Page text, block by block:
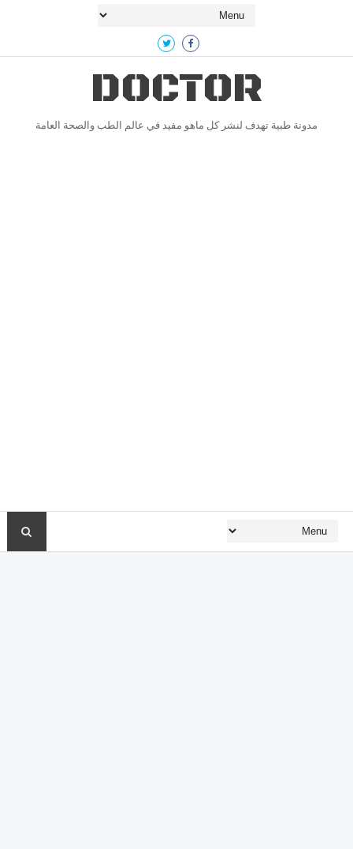
DOCTOR
مدونة طبية تهدف لنشر كل ماهو مفيد في عالم الطب والصحة العامة